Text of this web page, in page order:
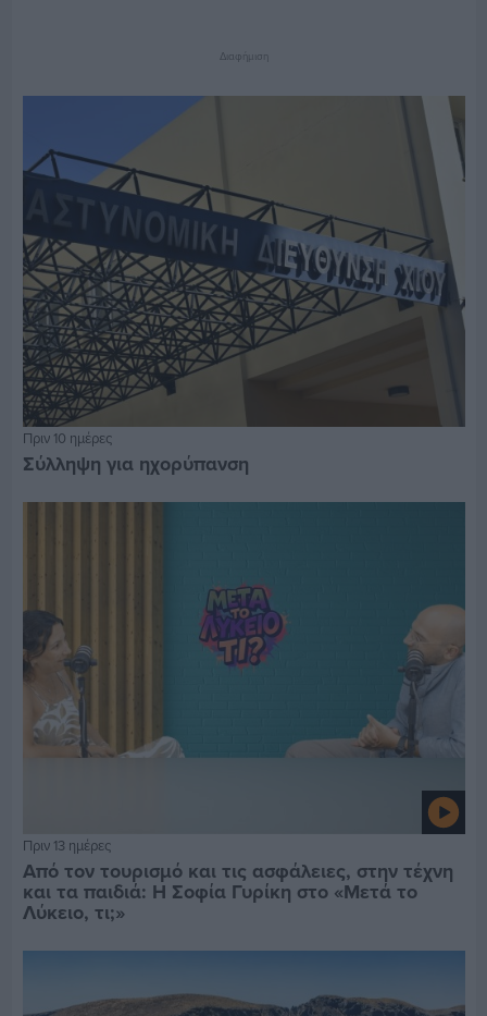
Διαφήμιση
Πριν 10 ημέρες
Σύλληψη για ηχορύπανση
Πριν 13 ημέρες
Από τον τουρισμό και τις ασφάλειες, στην τέχνη
και τα παιδιά: Η Σοφία Γυρίκη στο «Μετά το
Λύκειο, τι;»